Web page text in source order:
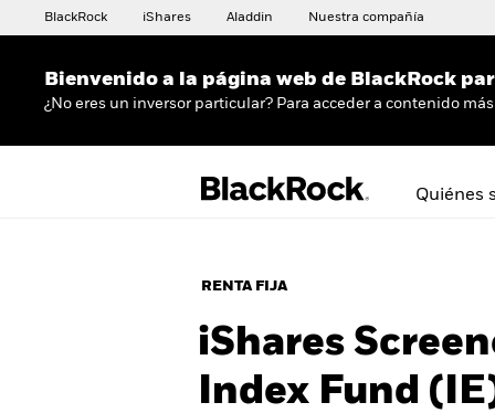
BlackRock iShares Aladdin Nuestra compañía
Bienvenido a la página web de BlackRock
¿No eres un inversor particular? Para acceder a contenido
Quiénes
RENTA FIJA
iShares
Index Fund